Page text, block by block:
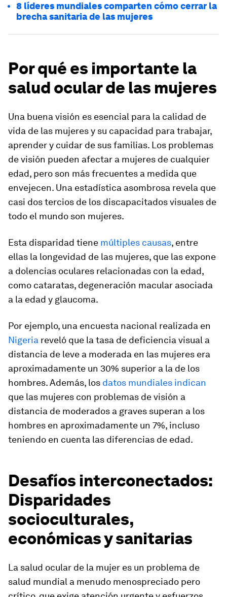
8 líderes mundiales comparten cómo cerrar la
brecha sanitaria de las mujeres
Por qué es importante la
salud ocular de las mujeres
Una buena visión es esencial para la calidad de
vida de las mujeres y su capacidad para trabajar,
aprender y cuidar de sus familias. Los problemas
de visión pueden afectar a mujeres de cualquier
edad, pero son más frecuentes a medida que
envejecen. Una estadística asombrosa revela que
casi dos tercios de los discapacitados visuales de
todo el mundo son mujeres.
Esta disparidad tiene múltiples causas, entre
ellas la longevidad de las mujeres, que las expone
a dolencias oculares relacionadas con la edad,
como cataratas, degeneración macular asociada
a la edad y glaucoma.
Por ejemplo, una encuesta nacional realizada en
Nigeria reveló que la tasa de deficiencia visual a
distancia de leve a moderada en las mujeres era
aproximadamente un 30% superior a la de los
hombres. Además, los datos mundiales indican
que las mujeres con problemas de visión a
distancia de moderados a graves superan a los
hombres en aproximadamente un 7%, incluso
teniendo en cuenta las diferencias de edad.
Desafíos interconectados:
Disparidades
socioculturales,
económicas y sanitarias
La salud ocular de la mujer es un problema de
salud mundial a menudo menospreciado pero